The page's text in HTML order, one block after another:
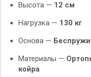
Высота — 12 см
Нагрузка — 130 кг
Основа —
Материалы —
койра